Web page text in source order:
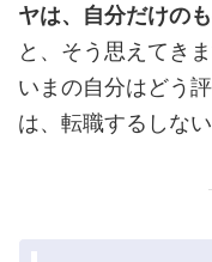
ヤは、自分だけの
と、そう思えてき
いまの自分はどう
は、転職するしな